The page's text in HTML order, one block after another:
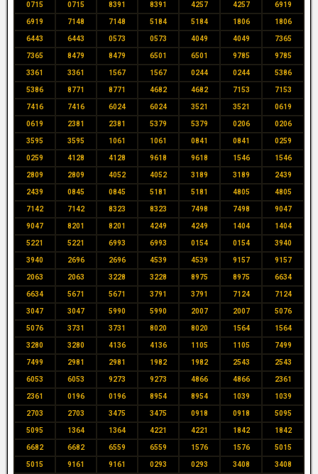
0715 0715 8391 8391 4257 4257 6919
6919 7148 7148 5184 5184 1806 1806
6443 6443 0573 0573 4049 4049 7365
7365 8479 8479 6501 6501 9785 9785
3361 3361 1567 1567 0244 0244 5386
5386 8771 8771 4682 4682 7153 7153
7416 7416 6024 6024 3521 3521 0619
0619 2381 2381 5379 5379 0206 0206
3595 3595 1061 1061 0841 0841 0259
0259 4128 4128 9618 9618 1546 1546
2809 2809 4052 4052 3189 3189 2439
2439 0845 0845 5181 5181 4805 4805
7142 7142 8323 8323 7498 7498 9047
9047 8201 8201 4249 4249 1404 1404
5221 5221 6993 6993 0154 0154 3940
3940 2696 2696 4539 4539 9157 9157
2063 2063 3228 3228 8975 8975 6634
6634 5671 5671 3791 3791 7124 7124
3047 3047 5990 5990 2007 2007 5076
5076 3731 3731 8020 8020 1564 1564
3280 3280 4136 4136 1105 1105 7499
7499 2981 2981 1982 1982 2543 2543
6053 6053 9273 9273 4866 4866 2361
2361 0196 0196 8954 8954 1039 1039
2703 2703 3475 3475 0918 0918 5095
5095 1364 1364 4221 4221 1842 1842
6682 6682 6559 6559 1576 1576 5015
5015 9161 9161 0293 0293 3408 3408